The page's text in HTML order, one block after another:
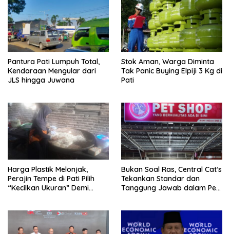
Pantura Pati Lumpuh Total,
Kendaraan Mengular dari
JLS hingga Juwana
Stok Aman, Warga Diminta
Tak Panic Buying Elpiji 3 Kg di
Pati
Harga Plastik Melonjak,
Perajin Tempe di Pati Pilih
“Kecilkan Ukuran” Demi
Bukan Soal Ras, Central Cat’s
Tekankan Standar dan
Tanggung Jawab dalam Pet